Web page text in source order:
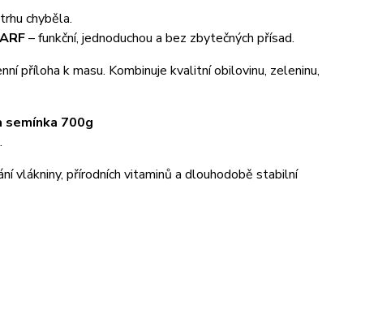
chyběla.
– funkční, jednoduchou a bez zbytečných přísad.
příloha k masu. Kombinuje kvalitní obilovinu, zeleninu,
semínka 700g
.
vlákniny, přírodních vitaminů a dlouhodobě stabilní